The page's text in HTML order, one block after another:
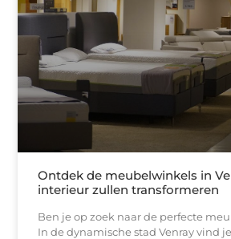
Ontdek de meubelwinkels in
interieur zullen transformeren
Ben je op zoek naar de perfecte
In de dynamische stad Venray vind